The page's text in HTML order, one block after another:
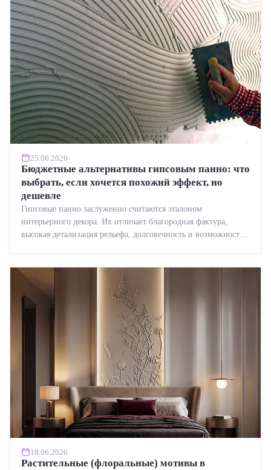
25.06.2026
Бюджетные альтернативы гипсовым панно: что
выбрать, если хочется похожий эффект, но
дешевле
Гипсовые панно заслуженно считаются эталоном
интерьерного декора. Их отличает благородная фактура,
высокая детализация рельефа, долговечность и возможность
18.06.2026
Растительные (флоральные) мотивы в